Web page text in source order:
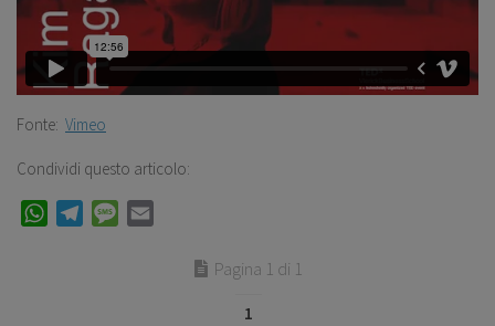
Fonte: Vimeo
Condividi questo articolo:
WhatsAppTelegramMessage
Pagina 1 di 1
1